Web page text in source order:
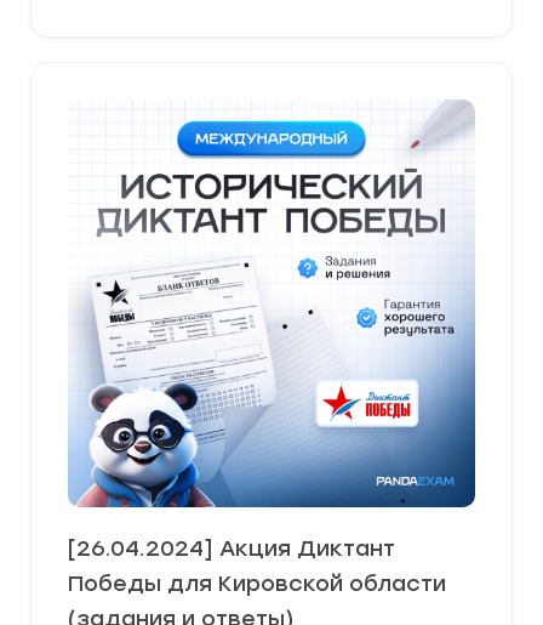
[26.04.2024] Акция Диктант
Победы для Кировской области
(задания и ответы)